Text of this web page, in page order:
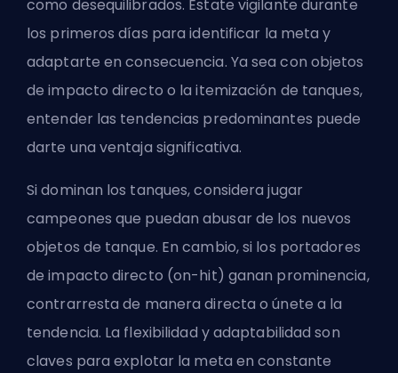
como desequilibrados. Estate vigilante durante
los primeros días para identificar la meta y
adaptarte en consecuencia. Ya sea con objetos
de impacto directo o la itemización de tanques,
entender las tendencias predominantes puede
darte una ventaja significativa.
Si dominan los tanques, considera jugar
campeones que puedan abusar de los nuevos
objetos de tanque. En cambio, si los portadores
de impacto directo (on-hit) ganan prominencia,
contrarresta de manera directa o únete a la
tendencia. La flexibilidad y adaptabilidad son
claves para explotar la meta en constante